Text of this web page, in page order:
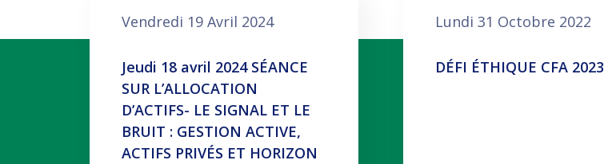
Vendredi 19 Avril 2024
Jeudi 18 avril 2024 SÉANCE
SUR L’ALLOCATION
D’ACTIFS- LE SIGNAL ET LE
BRUIT : GESTION ACTIVE,
ACTIFS PRIVÉS ET HORIZON
Lundi 31 Octobre 2022
DÉFI ÉTHIQUE CFA 2023